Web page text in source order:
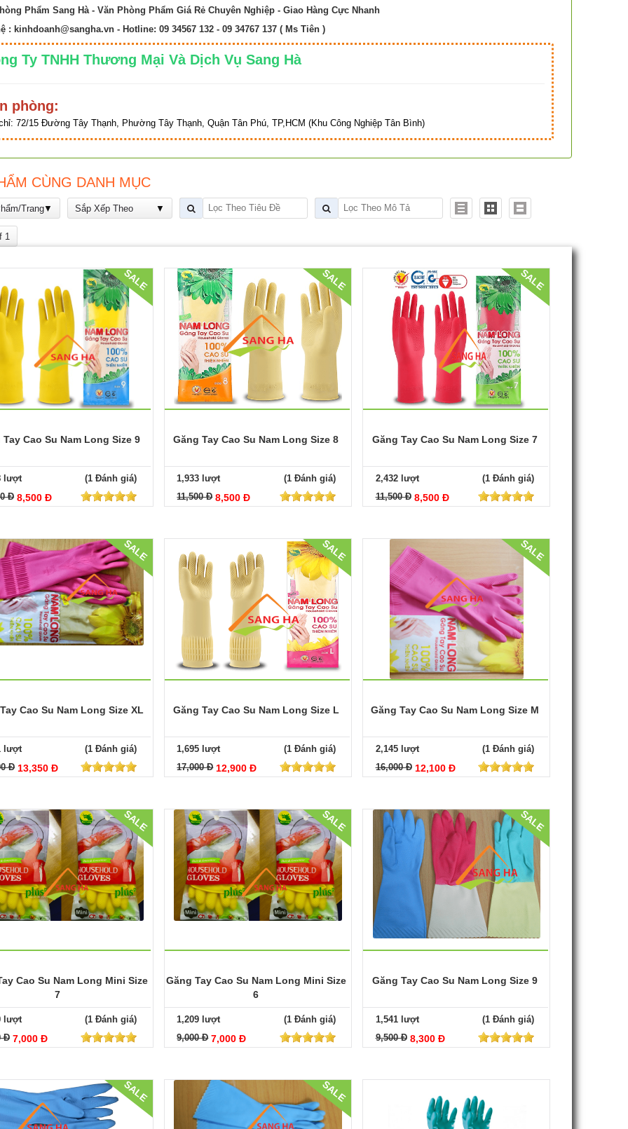
Phẩm Sang Hà - Văn Phòng Phẩm Giá Rẻ Chuyên Nghiệp - Giao Hàng Cực Nhanh
: kinhdoanh@sangha.vn- Hotline: 09 34567 132 - 09 34767 137 ( Ms Tiên )
Ty TNHH Thương Mại Và Dịch Vụ Sang Hà
phòng:
72/15 Đường Tây Thạnh, Phường Tây Thạnh, Quận Tân Phú, TP,HCM (Khu Công Nghiệp Tân Bình)
CÙNG DANH MỤC
Trang Sắp Xếp Theo
1
SALE
Tay Cao Su Nam Long Size 9
lượt
(1 Đánh giá)
Đ 8,500 Đ
SALE
Găng Tay Cao Su Nam Long Size 8
1,933 lượt
(1 Đánh giá)
11,500 Đ 8,500 Đ
SALE
Găng Tay Cao Su Nam Long Size 7
2,432 lượt
(1 Đánh giá)
11,500 Đ 8,500 Đ
SALE
Cao Su Nam Long Size XL
lượt
(1 Đánh giá)
Đ 13,350 Đ
SALE
Găng Tay Cao Su Nam Long Size L
1,695 lượt
(1 Đánh giá)
17,000 Đ 12,900 Đ
SALE
Găng Tay Cao Su Nam Long Size M
2,145 lượt
(1 Đánh giá)
16,000 Đ 12,100 Đ
SALE
Cao Su Nam Long Mini Size
7
lượt
(1 Đánh giá)
Đ 7,000 Đ
SALE
Găng Tay Cao Su Nam Long Mini Size
6
1,209 lượt
(1 Đánh giá)
9,000 Đ 7,000 Đ
SALE
Găng Tay Cao Su Nam Long Size 9
1,541 lượt
(1 Đánh giá)
9,500 Đ 8,300 Đ
SALE SALE